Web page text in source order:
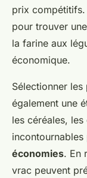
prix compétitifs.
pour trouver
la farine aux
économique.
Sélectionner
également une
les céréales,
économies. En
vrac peuvent